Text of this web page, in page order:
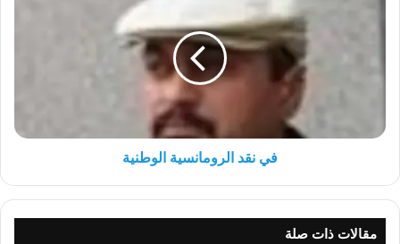
في نقد الرومانسية الوطنية
مقالات ذات صلة